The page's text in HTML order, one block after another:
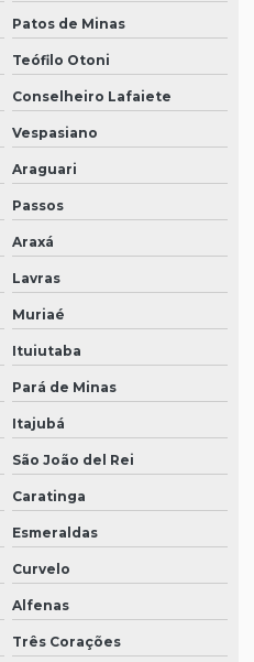
Patos de Minas
Teófilo Otoni
Conselheiro Lafaiete
Vespasiano
Araguari
Passos
Araxá
Lavras
Muriaé
Ituiutaba
Pará de Minas
Itajubá
São João del Rei
Caratinga
Esmeraldas
Curvelo
Alfenas
Três Corações